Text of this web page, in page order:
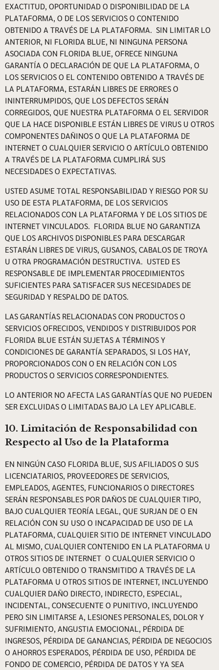
EXACTITUD, OPORTUNIDAD O DISPONIBILIDAD DE LA
PLATAFORMA, O DE LOS SERVICIOS O CONTENIDO
OBTENIDO A TRAVÉS DE LA PLATAFORMA. SIN LIMITAR LO
ANTERIOR, NI FLORIDA BLUE, NI NINGUNA PERSONA
ASOCIADA CON FLORIDA BLUE, OFRECE NINGUNA
GARANTÍA O DECLARACIÓN DE QUE LA PLATAFORMA, O
LOS SERVICIOS O EL CONTENIDO OBTENIDO A TRAVÉS DE
LA PLATAFORMA, ESTARÁN LIBRES DE ERRORES O
ININTERRUMPIDOS, QUE LOS DEFECTOS SERÁN
CORREGIDOS, QUE NUESTRA PLATAFORMA O EL SERVIDOR
QUE LA HACE DISPONIBLE ESTÁN LIBRES DE VIRUS U OTROS
COMPONENTES DAÑINOS O QUE LA PLATAFORMA DE
INTERNET O CUALQUIER SERVICIO O ARTÍCULO OBTENIDO
A TRAVÉS DE LA PLATAFORMA CUMPLIRÁ SUS
NECESIDADES O EXPECTATIVAS.
USTED ASUME TOTAL RESPONSABILIDAD Y RIESGO POR SU
USO DE ESTA PLATAFORMA, DE LOS SERVICIOS
RELACIONADOS CON LA PLATAFORMA Y DE LOS SITIOS DE
INTERNET VINCULADOS. FLORIDA BLUE NO GARANTIZA
QUE LOS ARCHIVOS DISPONIBLES PARA DESCARGAR
ESTARÁN LIBRES DE VIRUS, GUSANOS, CABALOS DE TROYA
U OTRA PROGRAMACIÓN DESTRUCTIVA. USTED ES
RESPONSABLE DE IMPLEMENTAR PROCEDIMIENTOS
SUFICIENTES PARA SATISFACER SUS NECESIDADES DE
SEGURIDAD Y RESPALDO DE DATOS.
LAS GARANTÍAS RELACIONADAS CON PRODUCTOS O
SERVICIOS OFRECIDOS, VENDIDOS Y DISTRIBUIDOS POR
FLORIDA BLUE ESTÁN SUJETAS A TÉRMINOS Y
CONDICIONES DE GARANTÍA SEPARADOS, SI LOS HAY,
PROPORCIONADOS CON O EN RELACIÓN CON LOS
PRODUCTOS O SERVICIOS CORRESPONDIENTES.
LO ANTERIOR NO AFECTA LAS GARANTÍAS QUE NO PUEDEN
SER EXCLUIDAS O LIMITADAS BAJO LA LEY APLICABLE.
10. Limitación de Responsabilidad con
Respecto al Uso de la Plataforma
EN NINGÚN CASO FLORIDA BLUE, SUS AFILIADOS O SUS
LICENCIATARIOS, PROVEEDORES DE SERVICIOS,
EMPLEADOS, AGENTES, FUNCIONARIOS O DIRECTORES
SERÁN RESPONSABLES POR DAÑOS DE CUALQUIER TIPO,
BAJO CUALQUIER TEORÍA LEGAL, QUE SURJAN DE O EN
RELACIÓN CON SU USO O INCAPACIDAD DE USO DE LA
PLATAFORMA, CUALQUIER SITIO DE INTERNET VINCULADO
AL MISMO, CUALQUIER CONTENIDO EN LA PLATAFORMA U
OTROS SITIOS DE INTERNET O CUALQUIER SERVICIO O
ARTÍCULO OBTENIDO O TRANSMITIDO A TRAVÉS DE LA
PLATAFORMA U OTROS SITIOS DE INTERNET, INCLUYENDO
CUALQUIER DAÑO DIRECTO, INDIRECTO, ESPECIAL,
INCIDENTAL, CONSECUENTE O PUNITIVO, INCLUYENDO
PERO SIN LIMITARSE A, LESIONES PERSONALES, DOLOR Y
SUFRIMIENTO, ANGUSTIA EMOCIONAL, PÉRDIDA DE
INGRESOS, PÉRDIDA DE GANANCIAS, PÉRDIDA DE NEGOCIOS
O AHORROS ESPERADOS, PÉRDIDA DE USO, PÉRDIDA DE
FONDO DE COMERCIO, PÉRDIDA DE DATOS Y YA SEA